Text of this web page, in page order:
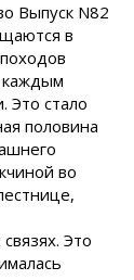
Выпуск N82
в
каждым
Это стало
половина
во
Это